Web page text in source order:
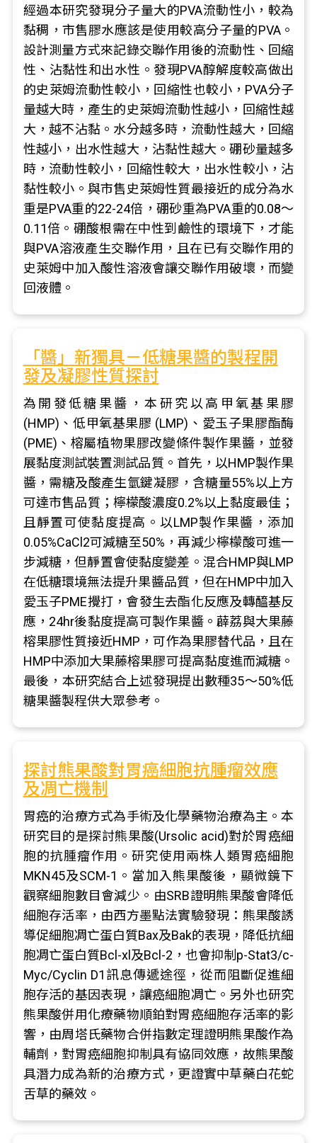
經過本研究發現分子量大的PVA流動性小，較為
黏稠，市售膠水應該是使用較高分子量的PVA。
設計測量方式來記錄交聯作用後的流動性、回縮
性、沾黏性和出水性。發現PVA醇解度較高做出
的史萊姆流動性較小，回縮性也較小，PVA分子
量越大時，產生的史萊姆流動性越小，回縮性越
大，越不沾黏。水分越多時，流動性越大，回縮
性越小，出水性越大，沾黏性越大。硼砂量越多
時，流動性較小，回縮性較大，出水性較小，沾
黏性較小。與市售史萊姆性質最接近的成分為水
重是PVA重的22-24倍，硼砂重為PVA重的0.08～
0.11倍。硼酸根需在中性到鹼性的環境下，才能
與PVA溶液產生交聯作用，且在已有交聯作用的
史萊姆中加入酸性溶液會讓交聯作用破壞，而變
回液體。
「醬」新獨具－低糖果醬的製程開
發及凝膠性質探討
為開發低糖果醬，本研究以高甲氧基果膠
(HMP)、低甲氧基果膠 (LMP)、愛玉子果膠酯酶
(PME)、榕屬植物果膠改變條件製作果醬，並發
展黏度測試裝置測試品質。首先，以HMP製作果
醬，需糖及酸產生氫鍵凝膠，含糖量55%以上方
可達市售品質；檸檬酸濃度0.2%以上黏度最佳；
且靜置可使黏度提高。以LMP製作果醬，添加
0.05%CaCl2可減糖至50%，再減少檸檬酸可進一
步減糖，但靜置會使黏度變差。混合HMP與LMP
在低糖環境無法提升果醬品質，但在HMP中加入
愛玉子PME攪打，會發生去酯化反應及轉醯基反
應，24hr後黏度提高可製作果醬。薜荔與大果藤
榕果膠性質接近HMP，可作為果膠替代品，且在
HMP中添加大果藤榕果膠可提高黏度進而減糖。
最後，本研究結合上述發現提出數種35～50%低
糖果醬製程供大眾參考。
探討熊果酸對胃癌細胞抗腫瘤效應
及凋亡機制
胃癌的治療方式為手術及化學藥物治療為主。本
研究目的是探討熊果酸(Ursolic acid)對於胃癌細
胞的抗腫瘤作用。研究使用兩株人類胃癌細胞
MKN45及SCM-1。當加入熊果酸後，顯微鏡下
觀察細胞數目會減少。由SRB證明熊果酸會降低
細胞存活率，由西方墨點法實驗發現：熊果酸誘
導促細胞凋亡蛋白質Bax及Bak的表現，降低抗細
胞凋亡蛋白質Bcl-xl及Bcl-2，也會抑制p-Stat3/c-
Myc/Cyclin D1訊息傳遞途徑，從而阻斷促進細
胞存活的基因表現，讓癌細胞凋亡。另外也研究
熊果酸併用化療藥物順鉑對胃癌細胞存活率的影
響，由周塔氏藥物合併指數定理證明熊果酸作為
輔劑，對胃癌細胞抑制具有協同效應，故熊果酸
具潛力成為新的治療方式，更證實中草藥白花蛇
舌草的藥效。